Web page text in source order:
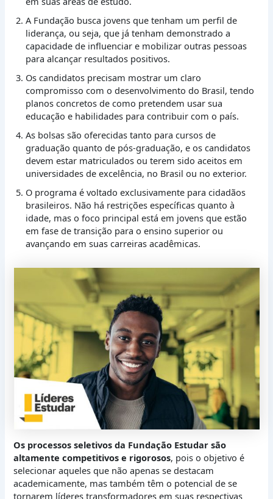
A Fundação busca jovens que tenham um perfil de
liderança, ou seja, que já tenham demonstrado a
capacidade de influenciar e mobilizar outras pessoas
para alcançar resultados positivos.
Os candidatos precisam mostrar um claro
compromisso com o desenvolvimento do Brasil, tendo
planos concretos de como pretendem usar sua
educação e habilidades para contribuir com o país.
As bolsas são oferecidas tanto para cursos de
graduação quanto de pós-graduação, e os candidatos
devem estar matriculados ou terem sido aceitos em
universidades de excelência, no Brasil ou no exterior.
O programa é voltado exclusivamente para cidadãos
brasileiros. Não há restrições específicas quanto à
idade, mas o foco principal está em jovens que estão
em fase de transição para o ensino superior ou
avançando em suas carreiras acadêmicas.
Os processos seletivos da Fundação Estudar são
altamente competitivos e rigorosos, pois o objetivo é
selecionar aqueles que não apenas se destacam
academicamente, mas também têm o potencial de se
tornarem líderes transformadores em suas respectivas